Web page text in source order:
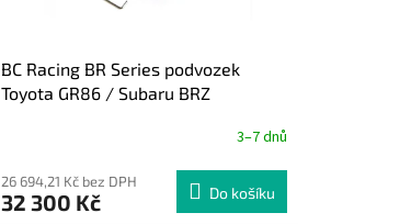
BC Racing BR Series podvozek
Toyota GR86 / Subaru BRZ
3–7 dnů
26 694,21 Kč bez DPH
32 300 Kč Do košíku